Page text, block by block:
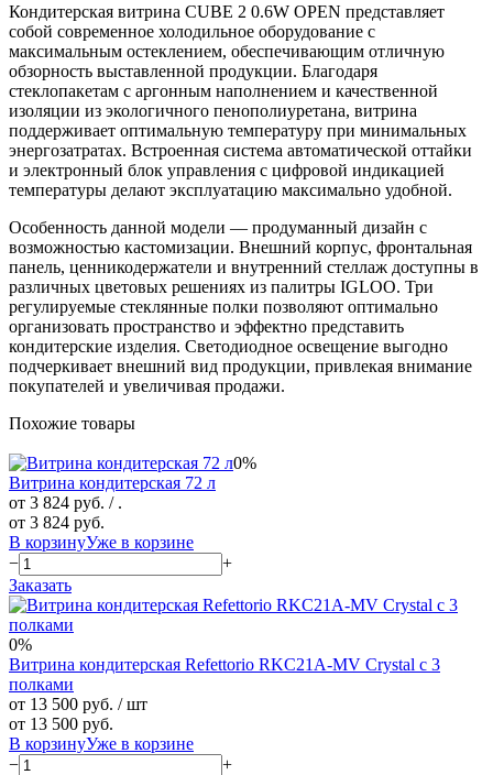
Кондитерская витрина CUBE 2 0.6W OPEN представляет
собой современное холодильное оборудование с
максимальным остеклением, обеспечивающим отличную
обзорность выставленной продукции. Благодаря
стеклопакетам с аргонным наполнением и качественной
изоляции из экологичного пенополиуретана, витрина
поддерживает оптимальную температуру при минимальных
энергозатратах. Встроенная система автоматической оттайки
и электронный блок управления с цифровой индикацией
температуры делают эксплуатацию максимально удобной.
Особенность данной модели — продуманный дизайн с
возможностью кастомизации. Внешний корпус, фронтальная
панель, ценникодержатели и внутренний стеллаж доступны в
различных цветовых решениях из палитры IGLOO. Три
регулируемые стеклянные полки позволяют оптимально
организовать пространство и эффектно представить
кондитерские изделия. Светодиодное освещение выгодно
подчеркивает внешний вид продукции, привлекая внимание
покупателей и увеличивая продажи.
Похожие товары
0%
Витрина кондитерская 72 л
от 3 824 руб. / .
от 3 824 руб.
В корзинуУже в корзине
−
+
Заказать
0%
Витрина кондитерская Refettorio RKC21A-MV Crystal с 3
полками
от 13 500 руб. / шт
от 13 500 руб.
В корзинуУже в корзине
−
+